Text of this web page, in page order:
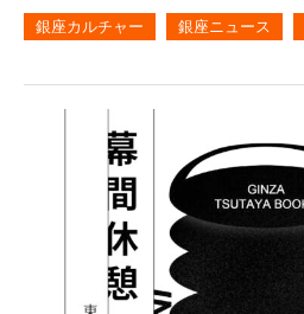
マイページ
銀座カルチャー 銀座ニュース